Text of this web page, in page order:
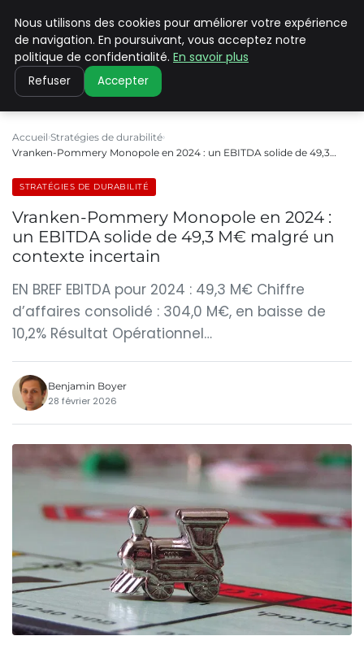
CLIMATE C ADVANCED
Accueil Stratégies de durabilité
Vranken-Pommery Monopole en 2024 : un EBITDA solide de 49,3…
STRATÉGIES DE DURABILITÉ
Vranken-Pommery Monopole en 2024 :
un EBITDA solide de 49,3 M€ malgré un
contexte incertain
EN BREF EBITDA pour 2024 : 49,3 M€ Chiffre
d’affaires consolidé : 304,0 M€, en baisse de
10,2% Résultat Opérationnel…
Benjamin Boyer
28 février 2026
Nous utilisons des cookies pour améliorer votre expérience
de navigation. En poursuivant, vous acceptez notre
politique de confidentialité. En savoir plus
Refuser Accepter